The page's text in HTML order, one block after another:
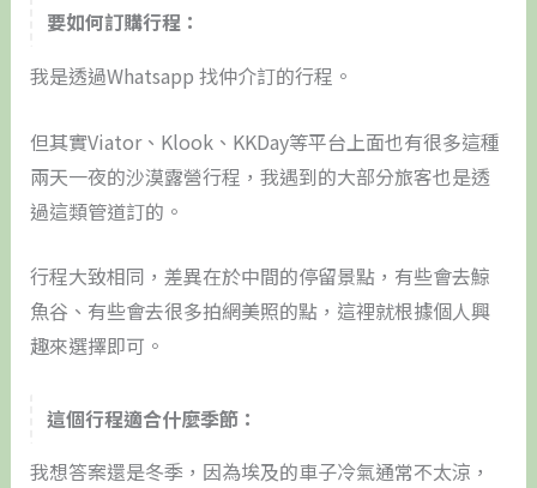
要如何訂購行程：
我是透過Whatsapp 找仲介訂的行程。
但其實Viator、Klook、KKDay等平台上面也有很多這種
兩天一夜的沙漠露營行程，我遇到的大部分旅客也是透
過這類管道訂的。
行程大致相同，差異在於中間的停留景點，有些會去鯨
魚谷、有些會去很多拍網美照的點，這裡就根據個人興
趣來選擇即可。
這個行程適合什麼季節：
我想答案還是冬季，因為埃及的車子冷氣通常不太涼，